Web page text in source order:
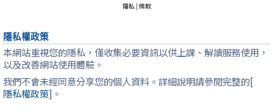
隱私 | 條款
隱私權政策
本網站重視您的隱私，僅收集必要資訊以供上課、解讀服務使用，
以及改善網站使用體驗。
我們不會未經同意分享您的個人資料。詳細說明請參閱完整的[
隱私權政策]。